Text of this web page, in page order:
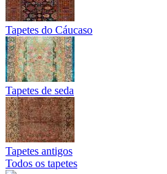
Tapetes do Cáucaso
Tapetes de seda
Tapetes antigos
Todos os tapetes